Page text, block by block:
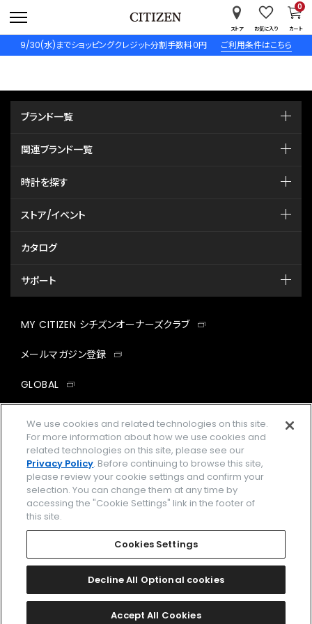
9/30(水)までショッピングクレジット分割手数料０円 ご利用条件はこちら
ストア お気に入り カート
0
ブランド一覧
関連ブランド一覧
時計を探す
ストア/イベント
カタログ
サポート
MY CITIZEN シチズンオーナーズクラブ
メールマガジン登録
GLOBAL
facebookinstagramtwitter
企業情報 ご利用規約
プライバシーポリシー Cookies Settings
Amazon PayはAmazon.com, Inc.またはその関連会社の商標です。
2026 CITIZEN WATCH CO., LTD.
We use cookies and related technologies on this site.
For more information about how we use cookies and
related technologies on this site, please see our
Privacy Policy. Before continuing to browse this site,
please review your cookie settings and confirm your
selection. You can change them at any time by
accessing the "Cookie Settings" link in the footer of
this site.
Cookies Settings
Decline All Optional cookies
Accept All Cookies